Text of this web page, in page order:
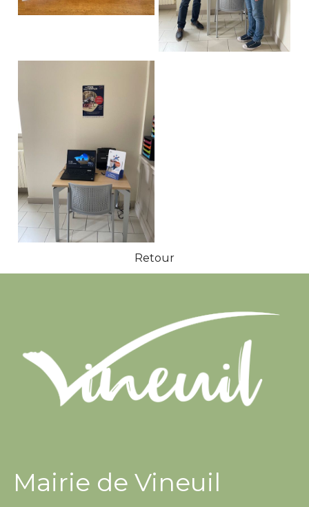
Retour
Mairie de Vineuil